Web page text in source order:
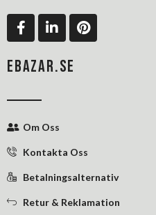
F
a
e
b
o
-
f
L
i
k
e
-
i
n
P
i
EBAZAR.SE
Om Oss
Kontakta Oss
Betalningsalternativ
Retur & Reklamation